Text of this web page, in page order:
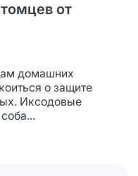
от
домашних
о защите
Иксодовые